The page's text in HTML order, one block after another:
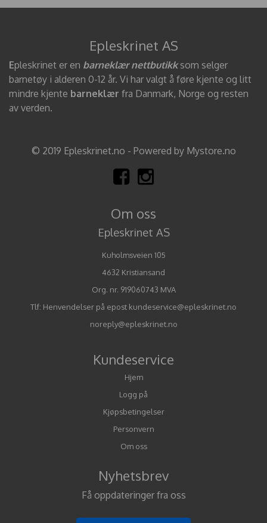
Epleskrinet AS
Epleskrinet er en barneklær nettbutikksom selger
barnetøy i alderen 0-12 år. Vi har valgt å føre kjente og litt
mindre kjente barneklær fra Danmark, Norge og resten
av verden.
© 2019 Epleskrinet.no - Powered by Mystore.no
Om oss
Epleskrinet AS
Kuholmsveien 105
4632 Kristiansand
Org. nr. 919060743 MVA
Tlf: Henvendelser på epost kundeservice@epleskrinet.no
noreply@epleskrinet.no
Kundeservice
Hjem
Logg på
Kjøpsbetingelser
Personvern
Om oss
Nyhetsbrev
Få oppdateringer fra oss